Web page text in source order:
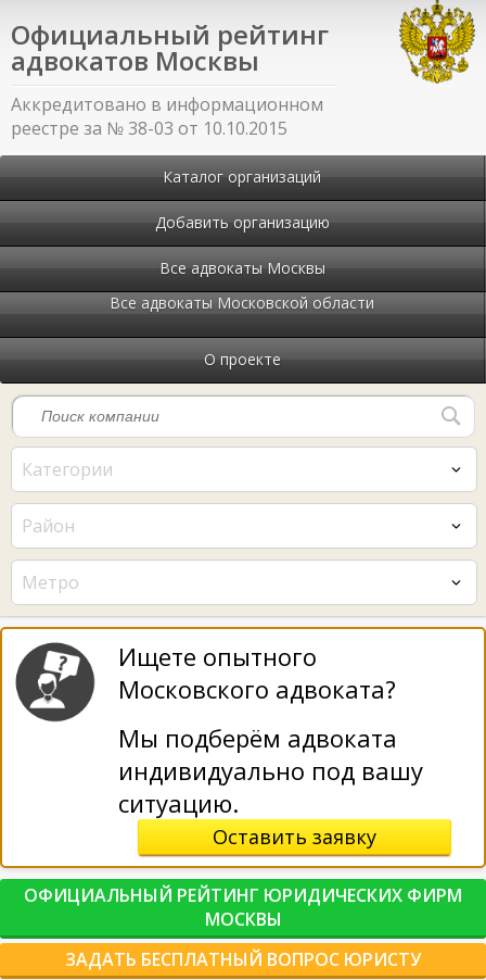
Официальный рейтинг
адвокатов Москвы
Аккредитовано в информационном
реестре за № 38-03 от 10.10.2015
Каталог организаций
Добавить организацию
Все адвокаты Москвы
Все адвокаты Московской области
О проекте
Категории
Район
Метро
Ищете опытного
Московского адвоката?
Мы подберём адвоката
индивидуально под вашу
ситуацию.
Оставить заявку
ОФИЦИАЛЬНЫЙ РЕЙТИНГ ЮРИДИЧЕСКИХ ФИРМ
МОСКВЫ
ЗАДАТЬ БЕСПЛАТНЫЙ ВОПРОС ЮРИСТУ